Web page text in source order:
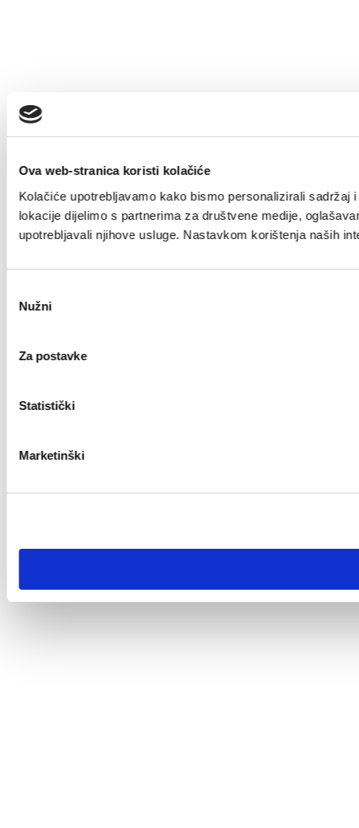
Ova web-stranica koristi kolačiće
Kolačiće upotrebljavamo kako bismo personalizirali
lokacije dijelimo s partnerima za društvene medije,
upotrebljavali njihove usluge. Nastavkom korištenja naših
pristanka
Nužni
Za postavke
Statistički
Marketinški